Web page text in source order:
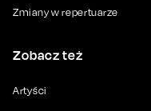
Zmiany w repertuarze
Zobacz też
Artyści